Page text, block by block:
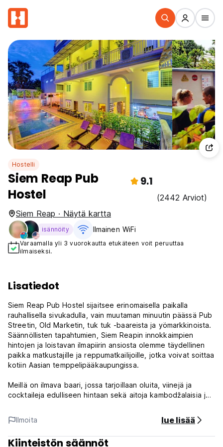
Hostelli
Siem Reap Pub
Hostel
9.1
(2442 Arviot)
Siem Reap · Näytä kartta
isännöity Ilmainen WiFi
Varaamalla yli 3 vuorokautta etukäteen voit peruuttaa
ilmaiseksi.
Lisatiedot
Siem Reap Pub Hostel sijaitsee erinomaisella paikalla
rauhallisella sivukadulla, vain muutaman minuutin päässä Pub
Streetin, Old Marketin, tuk tuk -baareista ja yömarkkinoista.
Säännöllisten tapahtumien, Siem Reapin innokkaimpien
hintojen ja loistavan ilmapiirin ansiosta olemme täydellinen
paikka matkustajille ja reppumatkailijoille, jotka voivat soittaa
kotiin Aasian temppelipääkaupungissa.
Meillä on ilmava baari, jossa tarjoillaan oluita, viinejä ja
cocktaileja edulliseen hintaan sekä aitoja kambodžalaisia ​​ja
kotitekoisesti. Baarin biljardipöytä on aina käytössä ja
vieraat nauttivat oman musiikin poimimisesta
äänijärjestelmään! Baari avautuu suurelle uima-altaallemme,
joka vangitsee myöhään iltapäivän aurinkoa
Ilmoita lue lisää
Kiinteistön säännöt